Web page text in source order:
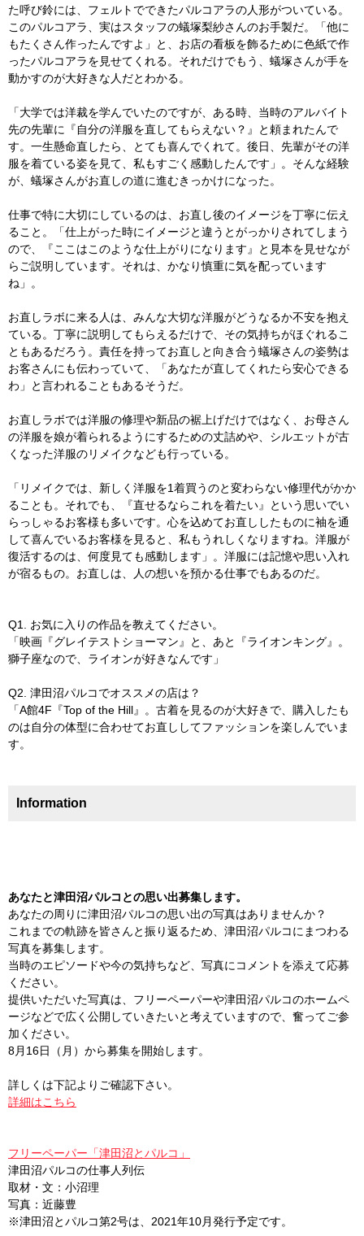
た呼び鈴には、フェルトでできたパルコアラの人形がついている。
このパルコアラ、実はスタッフの蟻塚梨紗さんのお手製だ。「他に
もたくさん作ったんですよ」と、お店の看板を飾るために色紙で作
ったパルコアラを見せてくれる。それだけでもう、蟻塚さんが手を
動かすのが大好きな人だとわかる。
「大学では洋裁を学んでいたのですが、ある時、当時のアルバイト
先の先輩に『自分の洋服を直してもらえない？』と頼まれたんで
す。一生懸命直したら、とても喜んでくれて。後日、先輩がその洋
服を着ている姿を見て、私もすごく感動したんです」。そんな経験
が、蟻塚さんがお直しの道に進むきっかけになった。
仕事で特に大切にしているのは、お直し後のイメージを丁寧に伝え
ること。「仕上がった時にイメージと違うとがっかりされてしまう
ので、『ここはこのような仕上がりになります』と見本を見せなが
らご説明しています。それは、かなり慎重に気を配っています
ね」。
お直しラボに来る人は、みんな大切な洋服がどうなるか不安を抱え
ている。丁寧に説明してもらえるだけで、その気持ちがほぐれるこ
ともあるだろう。責任を持ってお直しと向き合う蟻塚さんの姿勢は
お客さんにも伝わっていて、「あなたが直してくれたら安心できる
わ」と言われることもあるそうだ。
お直しラボでは洋服の修理や新品の裾上げだけではなく、お母さん
の洋服を娘が着られるようにするための丈詰めや、シルエットが古
くなった洋服のリメイクなども行っている。
「リメイクでは、新しく洋服を1着買うのと変わらない修理代がかか
ることも。それでも、『直せるならこれを着たい』という思いでい
らっしゃるお客様も多いです。心を込めてお直ししたものに袖を通
して喜んでいるお客様を見ると、私もうれしくなりますね。洋服が
復活するのは、何度見ても感動します」。洋服には記憶や思い入れ
が宿るもの。お直しは、人の想いを預かる仕事でもあるのだ。
Q1. お気に入りの作品を教えてください。
「映画『グレイテストショーマン』と、あと『ライオンキング』。
獅子座なので、ライオンが好きなんです」
Q2. 津田沼パルコでオススメの店は？
「A館4F『Top of the Hill』。古着を見るのが大好きで、購入したも
のは自分の体型に合わせてお直ししてファッションを楽しんでいま
す。
Information
あなたと津田沼パルコとの思い出募集します。
あなたの周りに津田沼パルコの思い出の写真はありませんか？
これまでの軌跡を皆さんと振り返るため、津田沼パルコにまつわる
写真を募集します。
当時のエピソードや今の気持ちなど、写真にコメントを添えて応募
ください。
提供いただいた写真は、フリーペーパーや津田沼パルコのホームペ
ージなどで広く公開していきたいと考えていますので、奮ってご参
加ください。
8月16日（月）から募集を開始します。
詳しくは下記よりご確認下さい。
詳細はこちら
フリーペーパー「津田沼とパルコ」
津田沼パルコの仕事人列伝
取材・文：小沼理
写真：近藤豊
※津田沼とパルコ第2号は、2021年10月発行予定です。